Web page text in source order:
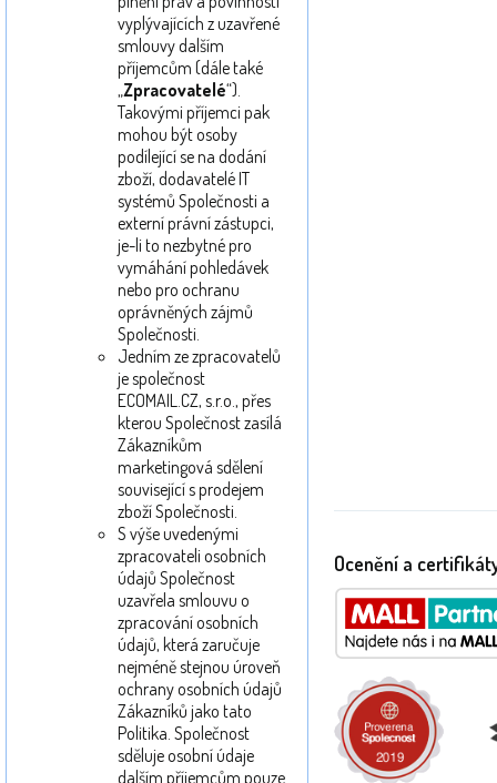
vyplývajících z uzavřené
smlouvy dalším
příjemcům (dále také
„Zpracovatelé“).
Takovými příjemci pak
mohou být osoby
podílející se na dodání
zboží, dodavatelé IT
systémů Společnosti a
externí právní zástupci,
je-li to nezbytné pro
vymáhání pohledávek
nebo pro ochranu
oprávněných zájmů
Společnosti.
Jedním ze zpracovatelů
je společnost
ECOMAIL.CZ, s.r.o., přes
kterou Společnost zasílá
Zákazníkům
marketingová sdělení
související s prodejem
zboží Společnosti.
S výše uvedenými
zpracovateli osobních
údajů Společnost
uzavřela smlouvu o
zpracování osobních
údajů, která zaručuje
nejméně stejnou úroveň
ochrany osobních údajů
Zákazníků jako tato
Politika. Společnost
sděluje osobní údaje
dalším příjemcům pouze
Ocenění a